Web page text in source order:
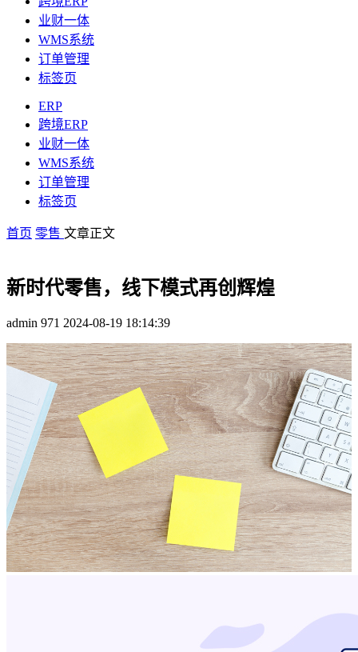
业财一体
WMS系统
订单管理
标签页
ERP
跨境ERP
业财一体
WMS系统
订单管理
标签页
首页 零售 文章正文
新时代零售，线下模式再创辉煌
admin 971 2024-08-19 18:14:39